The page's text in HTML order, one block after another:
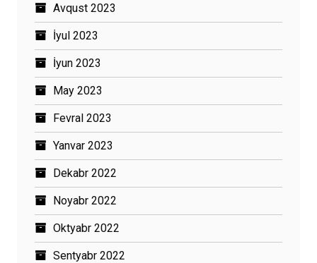
Avqust 2023
İyul 2023
İyun 2023
May 2023
Fevral 2023
Yanvar 2023
Dekabr 2022
Noyabr 2022
Oktyabr 2022
Sentyabr 2022